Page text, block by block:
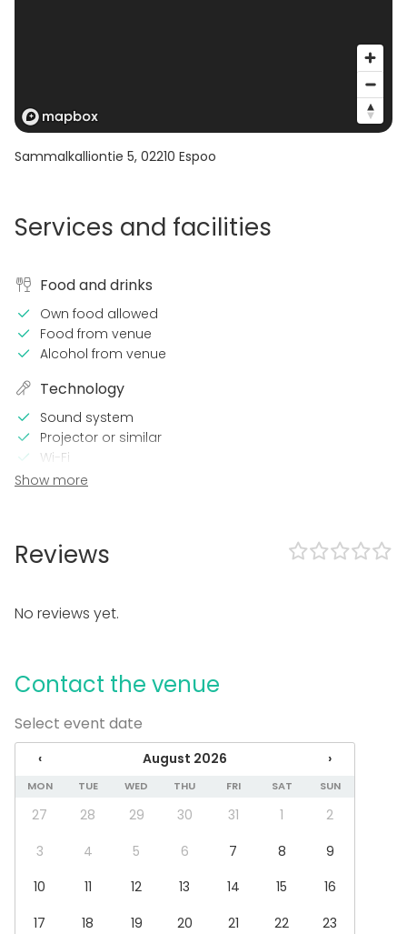
Sammalkalliontie 5, 02210 Espoo
Services and facilities
Food and drinks
Own food allowed
Food from venue
Alcohol from venue
Technology
Sound system
Projector or similar
Wi-Fi
Professional sound system
Loud music OK
Party
Spa / Wellness / Sauna
Dinner / Lunch
Conference / Seminar
Fair / Exhibition
Recreation
Experience / Activity
Show more
Reviews
No reviews yet.
Contact the venue
Select event date
‹ August 2026 ›
MON TUE WED THU FRI SAT SUN
27 28 29 30 31 1
2
3
4 5 6 7 8
9
10
11 12 13 14 15
16
17
18 19 20 21 22
23